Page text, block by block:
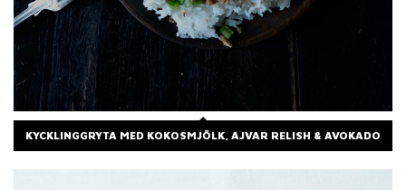
KYCKLINGGRYTA MED KOKOSMJÖLK, AJVAR RELISH & AVOKADO